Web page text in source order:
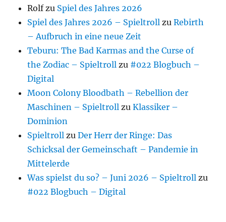
Rolfzu Spiel des Jahres 2026
Spiel des Jahres 2026 – Spieltroll zuRebirth
– Aufbruch in eine neue Zeit
Teburu: The Bad Karmas and the Curse of
the Zodiac – Spieltroll zu #022 Blogbuch –
Digital
Moon Colony Bloodbath – Rebellion der
Maschinen – Spieltroll zuKlassiker –
Dominion
Spieltroll zuDer Herr der Ringe: Das
Schicksal der Gemeinschaft – Pandemie in
Mittelerde
Was spielst du so? – Juni 2026 – Spieltroll zu
#022 Blogbuch – Digital